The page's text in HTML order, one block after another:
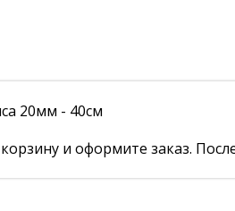
20мм - 40см
и оформите заказ.